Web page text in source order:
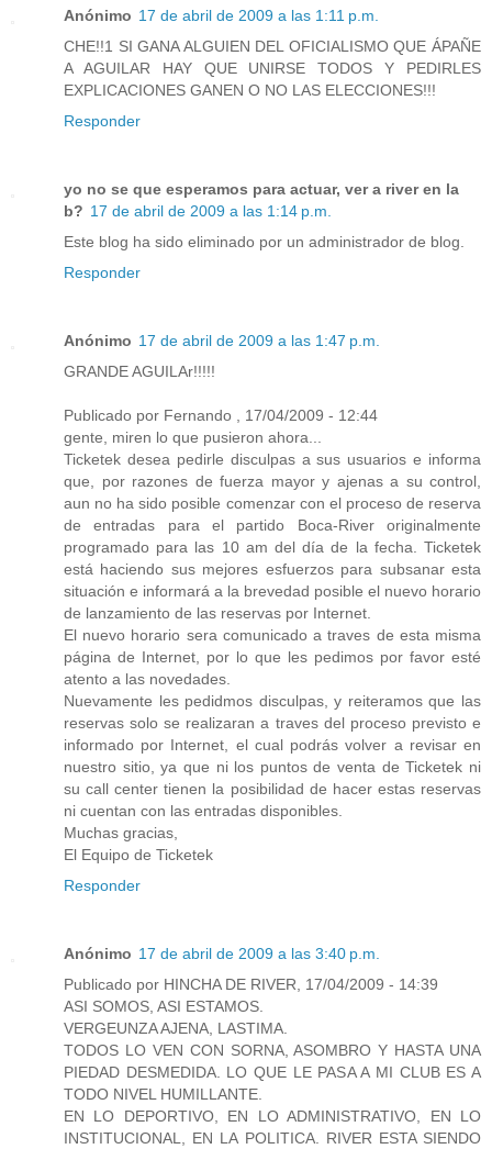
Anónimo 17 de abril de 2009 a las 1:11 p.m.
CHE!!1 SI GANA ALGUIEN DEL OFICIALISMO QUE ÁPAÑE
A AGUILAR HAY QUE UNIRSE TODOS Y PEDIRLES
EXPLICACIONES GANEN O NO LAS ELECCIONES!!!
Responder
yo no se que esperamos para actuar, ver a river en la
b? 17 de abril de 2009 a las 1:14 p.m.
Este blog ha sido eliminado por un administrador de blog.
Responder
Anónimo 17 de abril de 2009 a las 1:47 p.m.
GRANDE AGUILAr!!!!!
Publicado por Fernando , 17/04/2009 - 12:44
gente, miren lo que pusieron ahora...
Ticketek desea pedirle disculpas a sus usuarios e informa
que, por razones de fuerza mayor y ajenas a su control,
aun no ha sido posible comenzar con el proceso de reserva
de entradas para el partido Boca-River originalmente
programado para las 10 am del día de la fecha. Ticketek
está haciendo sus mejores esfuerzos para subsanar esta
situación e informará a la brevedad posible el nuevo horario
de lanzamiento de las reservas por Internet.
El nuevo horario sera comunicado a traves de esta misma
página de Internet, por lo que les pedimos por favor esté
atento a las novedades.
Nuevamente les pedidmos disculpas, y reiteramos que las
reservas solo se realizaran a traves del proceso previsto e
informado por Internet, el cual podrás volver a revisar en
nuestro sitio, ya que ni los puntos de venta de Ticketek ni
su call center tienen la posibilidad de hacer estas reservas
ni cuentan con las entradas disponibles.
Muchas gracias,
El Equipo de Ticketek
Responder
Anónimo 17 de abril de 2009 a las 3:40 p.m.
Publicado por HINCHA DE RIVER, 17/04/2009 - 14:39
ASI SOMOS, ASI ESTAMOS.
VERGEUNZA AJENA, LASTIMA.
TODOS LO VEN CON SORNA, ASOMBRO Y HASTA UNA
PIEDAD DESMEDIDA. LO QUE LE PASA A MI CLUB ES A
TODO NIVEL HUMILLANTE.
EN LO DEPORTIVO, EN LO ADMINISTRATIVO, EN LO
INSTITUCIONAL, EN LA POLITICA. RIVER ESTA SIENDO